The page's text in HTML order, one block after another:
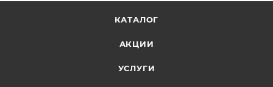
КАТАЛОГ
АКЦИИ
УСЛУГИ